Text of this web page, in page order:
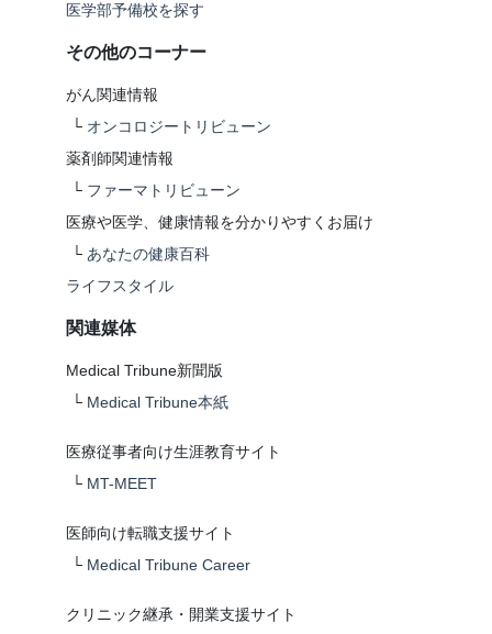
医学部予備校を探す
その他のコーナー
がん関連情報
└ オンコロジートリビューン
薬剤師関連情報
└ ファーマトリビューン
医療や医学、健康情報を分かりやすくお届け
└ あなたの健康百科
ライフスタイル
関連媒体
Medical Tribune新聞版
└ Medical Tribune本紙
医療従事者向け生涯教育サイト
└ MT-MEET
医師向け転職支援サイト
└ Medical Tribune Career
クリニック継承・開業支援サイト